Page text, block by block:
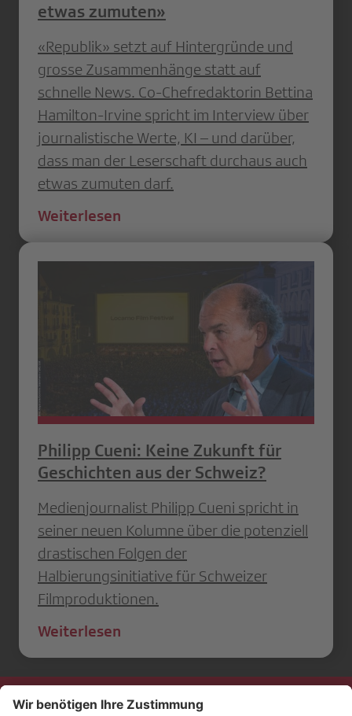
etwas zumuten»
«Republik» setzt auf Hintergründe und
grosse Zusammenhänge statt auf
schnelle News. Co-Chefredaktorin Bettina
Hamilton-Irvine spricht im Interview über
journalistische Werte, KI – und darüber,
dass man der Leserschaft durchaus auch
etwas zumuten darf.
Weiterlesen
Philipp Cueni: Keine Zukunft für
Geschichten aus der Schweiz?
Medienjournalist Philipp Cueni spricht in
seiner neuen Kolumne über die potenziell
drastischen Folgen der
Halbierungsinitiative für Schweizer
Filmproduktionen.
Weiterlesen